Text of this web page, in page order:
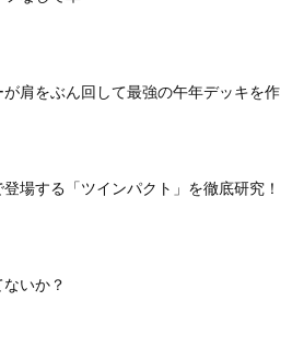
肩をぶん回して最強の午年デッキを作
場する「ツインパクト」を徹底研究！
いか？